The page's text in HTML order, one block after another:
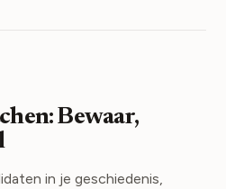
Bewaar,
in je geschiedenis,